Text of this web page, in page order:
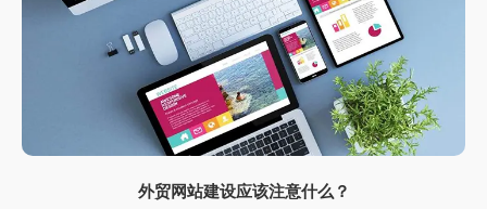
外贸网站建设应该注意什么？